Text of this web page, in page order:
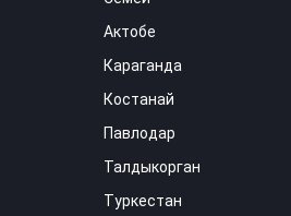
Актобе
Караганда
Костанай
Павлодар
Талдыкорган
Туркестан